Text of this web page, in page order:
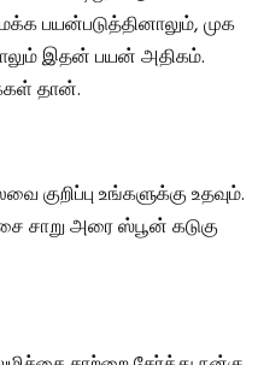
முக
இதன் பயன் அதிகம்.
தான்.
உங்களுக்கு உதவும்.
சாறு அரை ஸ்பூன் கடுகு